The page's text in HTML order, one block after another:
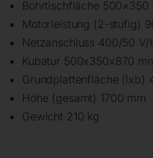
Bohrtischfläche 500×350
Motorleistung (2-stufig)
Netzanschluss 400/50 V/
Kubatur 500x350x870
Grundplattenfläche (lxb)
Höhe (gesamt) 1700 mm
Gewicht 210 kg